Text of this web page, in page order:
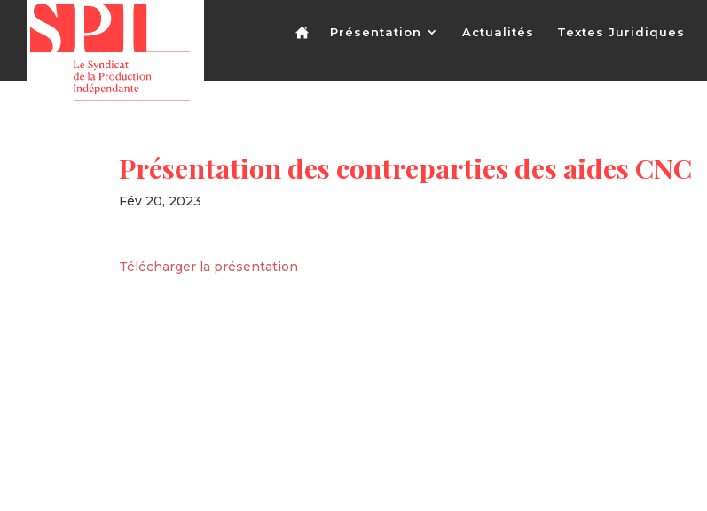
Présentation Actualités Textes Juridiques
Présentation des contreparties des aides CNC
Fév 20, 2023
Télécharger la présentation